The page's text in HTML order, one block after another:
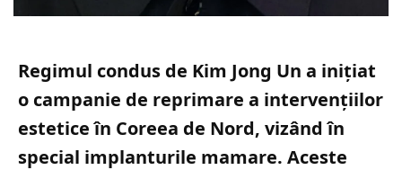
Regimul condus de Kim Jong Un a inițiat
o campanie de reprimare a intervențiilor
estetice în Coreea de Nord, vizând în
special implanturile mamare. Aceste